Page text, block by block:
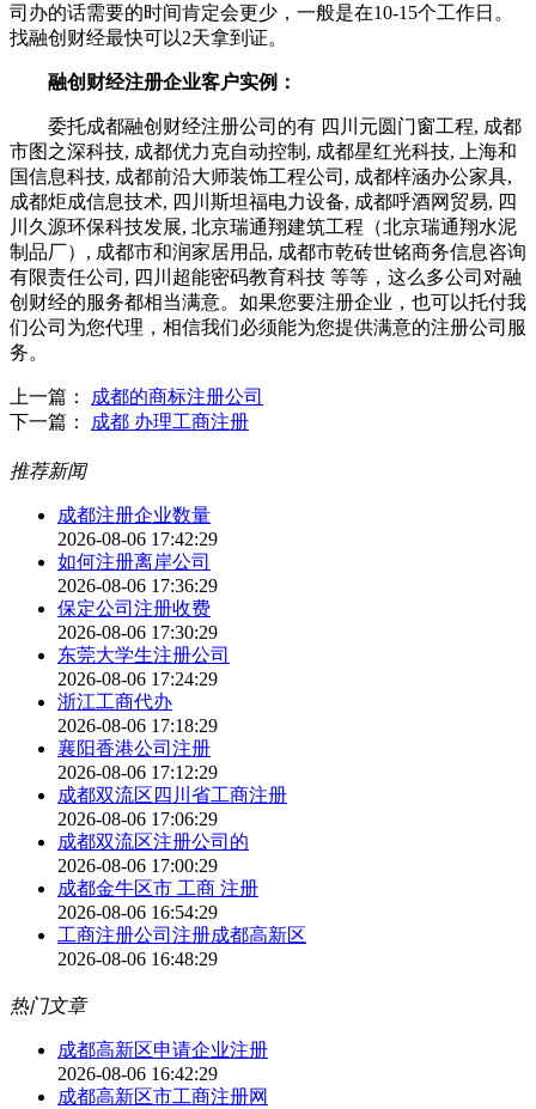
司办的话需要的时间肯定会更少，一般是在10-15个工作日。
找融创财经最快可以2天拿到证。
融创财经注册企业客户实例：
委托成都融创财经注册公司的有 四川元圆门窗工程, 成都
市图之深科技, 成都优力克自动控制, 成都星红光科技, 上海和
国信息科技, 成都前沿大师装饰工程公司, 成都梓涵办公家具,
成都炬成信息技术, 四川斯坦福电力设备, 成都呼酒网贸易, 四
川久源环保科技发展, 北京瑞通翔建筑工程（北京瑞通翔水泥
制品厂）, 成都市和润家居用品, 成都市乾砖世铭商务信息咨询
有限责任公司, 四川超能密码教育科技 等等，这么多公司对融
创财经的服务都相当满意。如果您要注册企业，也可以托付我
们公司为您代理，相信我们必须能为您提供满意的注册公司服
务。
上一篇：
成都的商标注册公司
下一篇：
成都 办理工商注册
推荐新闻
成都注册企业数量
2026-08-06 17:42:29
如何注册离岸公司
2026-08-06 17:36:29
保定公司注册收费
2026-08-06 17:30:29
东莞大学生注册公司
2026-08-06 17:24:29
浙江工商代办
2026-08-06 17:18:29
襄阳香港公司注册
2026-08-06 17:12:29
成都双流区四川省工商注册
2026-08-06 17:06:29
成都双流区注册公司的
2026-08-06 17:00:29
成都金牛区市 工商 注册
2026-08-06 16:54:29
工商注册公司注册成都高新区
2026-08-06 16:48:29
热门文章
成都高新区申请企业注册
2026-08-06 16:42:29
成都高新区市工商注册网